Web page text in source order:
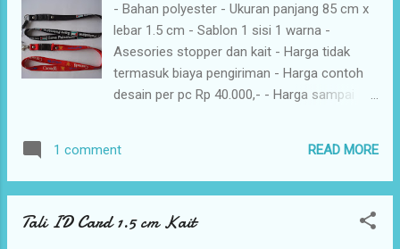
- Bahan polyester - Ukuran panjang 85 cm x
lebar 1.5 cm - Sablon 1 sisi 1 warna -
Asesories stopper dan kait - Harga tidak
termasuk biaya pengiriman - Harga contoh
desain per pc Rp 40.000,- - Harga sampai
pcs Rp 4.300,- per pc - Harga diatas 5.000
pcs Rp 4.000,- per pc - Penambahan warna
hp Rp. 500,-
1 comment READ MORE
Tali ID Card 1.5 cm Kait